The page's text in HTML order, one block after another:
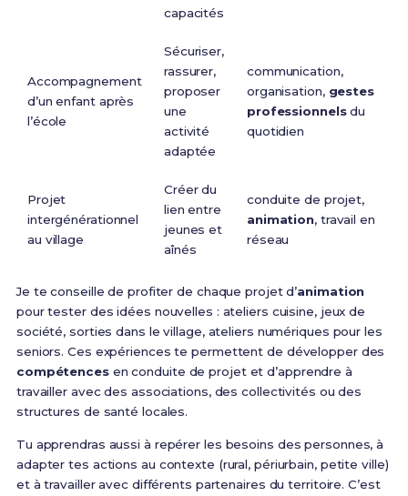
capacités
Accompagnement
d’un enfant après
l’école
Sécuriser,
rassurer,
proposer
une
activité
adaptée
communication,
organisation, gestes
professionnelsdu
quotidien
Projet
intergénérationnel
au village
Créer du
lien entre
jeunes et
aînés
conduite de projet,
animation, travail en
réseau
Je te conseille de profiter de chaque projet d’animation
pour tester des idées nouvelles : ateliers cuisine, jeux de
société, sorties dans le village, ateliers numériques pour les
seniors. Ces expériences te permettent de développer des
compétencesen conduite de projet et d’apprendre à
travailler avec des associations, des collectivités ou des
structures de santé locales.
Tu apprendras aussi à repérer les besoins des personnes, à
adapter tes actions au contexte (rural, périurbain, petite ville)
et à travailler avec différents partenaires du territoire. C’est